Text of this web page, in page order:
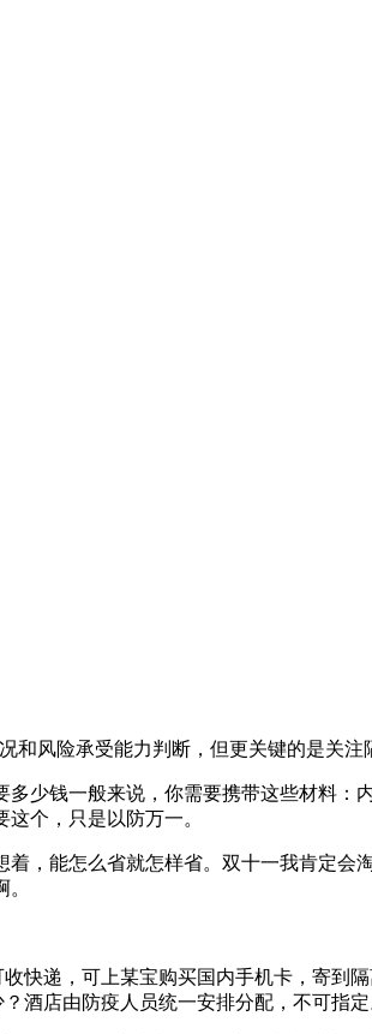
风险承受能力判断，但更关键的是关注
少钱一般来说，你需要携带这些材料：
个，只是以防万一。
，能怎么省就怎样省。双十一我肯定会
快递，可上某宝购买国内手机卡，寄到
酒店由防疫人员统一安排分配，不可指定